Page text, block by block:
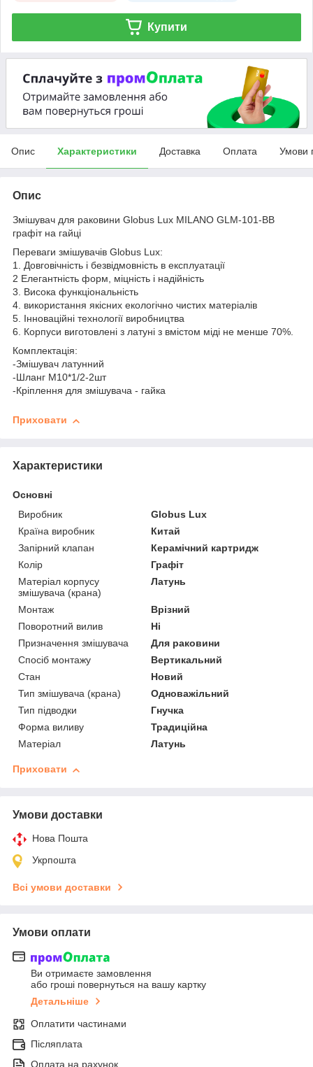
Купити
Опис Характеристики Доставка Оплата Умови
Опис
Змішувач для раковини Globus Lux MILANO GLM-101-BB
графіт на гайці
Переваги змішувачів Globus Lux:
1. Довговічність і безвідмовність в експлуатації
2 Елегантність форм, міцність і надійність
3. Висока функціональність
4. використання якісних екологічно чистих матеріалів
5. Інноваційні технології виробництва
6. Корпуси виготовлені з латуні з вмістом міді не менше 70%.
Комплектація:
-Змішувач латунний
-Шланг М10*1/2-2шт
-Кріплення для змішувача - гайка
Приховати
Характеристики
Основні
Виробник
Globus Lux
Країна виробник
Китай
Запірний клапан
Керамічний картридж
Колір
Графіт
Матеріал корпусу
змішувача (крана)
Латунь
Монтаж
Врізний
Поворотний вилив
Ні
Призначення змішувача
Для раковини
Спосіб монтажу
Вертикальний
Стан
Новий
Тип змішувача (крана)
Одноважільний
Тип підводки
Гнучка
Форма виливу
Традиційна
Матеріал
Латунь
Приховати
Умови доставки
Нова Пошта
Укрпошта
Всі умови доставки
Умови оплати
Ви отримаєте замовлення
або гроші повернуться на вашу картку
Детальніше
Оплатити частинами
Післяплата
Оплата на рахунок